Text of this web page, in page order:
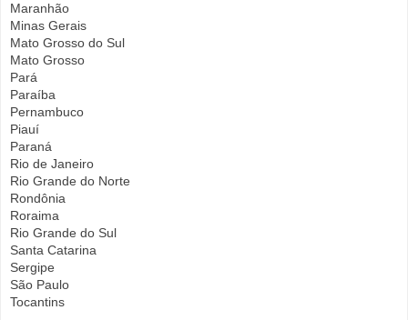
Maranhão
Minas Gerais
Mato Grosso do Sul
Mato Grosso
Pará
Paraíba
Pernambuco
Piauí
Paraná
Rio de Janeiro
Rio Grande do Norte
Rondônia
Roraima
Rio Grande do Sul
Santa Catarina
Sergipe
São Paulo
Tocantins